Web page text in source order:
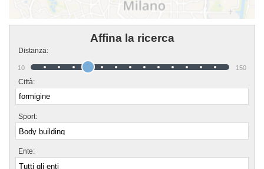
Affina la ricerca
Distanza:
10 150
Città:
Sport:
Ente: